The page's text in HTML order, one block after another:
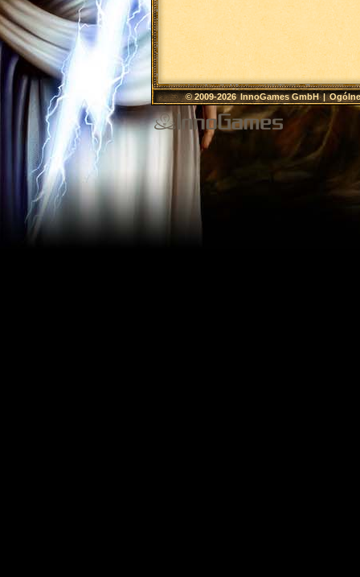
© 2009-2026InnoGames GmbH|